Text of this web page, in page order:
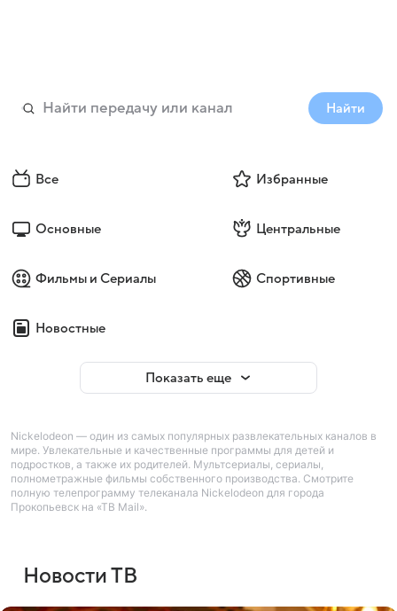
Найти
Все Избранные
Основные Центральные
Фильмы и Сериалы Спортивные
Новостные
Показать еще
Nickelodeon — один из самых популярных развлекательных каналов в
мире. Увлекательные и качественные программы для детей и
подростков, а также их родителей. Мультсериалы, сериалы,
полнометражные фильмы собственного производства. Смотрите
полную телепрограмму телеканала Nickelodeon для города
Прокопьевск на «ТВ Mail».
Новости ТВ